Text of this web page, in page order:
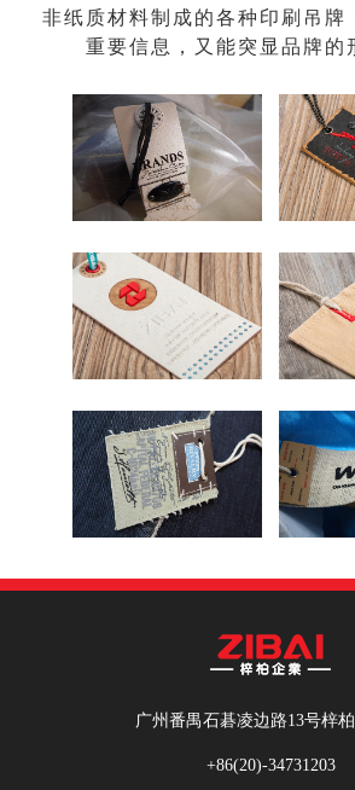
非纸质材料制成的各种印刷吊牌
重要信息，又能突显品牌的
广州番禺石碁凌边路13号梓
+86(20)-34731203